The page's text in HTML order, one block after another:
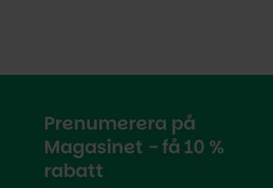
Prenumerera på
Magasinet - få 10 %
rabatt